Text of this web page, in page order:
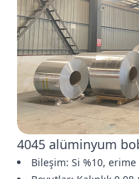
4045 alüminyum
Bileşim: Si %10, erime